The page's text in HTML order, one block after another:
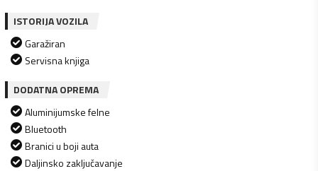
ISTORIJA VOZILA
Garažiran
Servisna knjiga
DODATNA OPREMA
Aluminijumske felne
Bluetooth
Branici u boji auta
Daljinsko zaključavanje